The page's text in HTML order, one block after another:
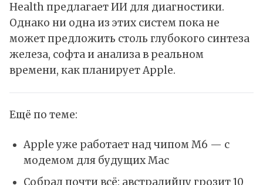
Health предлагает ИИ для диагностики.
Однако ни одна из этих систем пока не
может предложить столь глубокого синтеза
железа, софта и анализа в реальном
времени, как планирует Apple.
Ещё по теме:
Apple уже работает над чипом M6 — с
модемом для будущих Mac
Собрал почти всё: австралийцу грозит 10